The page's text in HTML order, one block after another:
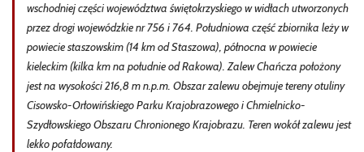
wschodniej części województwa świętokrzyskiego w widłach utworzonych
przez drogi wojewódzkie nr 756 i 764. Południowa część zbiornika leży w
powiecie staszowskim (14 km od Staszowa), północna w powiecie
kieleckim (kilka km na południe od Rakowa). Zalew Chańcza położony
jest na wysokości 216,8 m n.p.m. Obszar zalewu obejmuje tereny otuliny
Cisowsko-Orłowińskiego Parku Krajobrazowego i Chmielnicko-
Szydłowskiego Obszaru Chronionego Krajobrazu. Teren wokół zalewu jest
lekko pofałdowany.